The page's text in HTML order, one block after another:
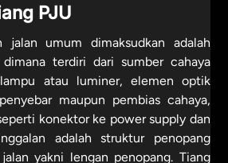
PJU
jalan umum dimaksudkan adalah
terdiri dari sumber cahaya
atau luminer, elemen optik
maupun pembias cahaya,
konektor ke power supply dan
adalah struktur penopang
yakni lengan penopang. Tiang